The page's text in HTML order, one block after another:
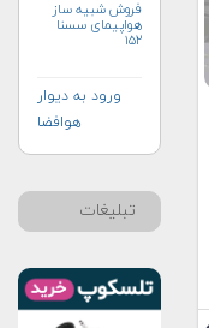
فروش شبیه ساز
هواپیمای سسنا
۱۵۲
ورود به دیوار
هوافضا
تبلیغات